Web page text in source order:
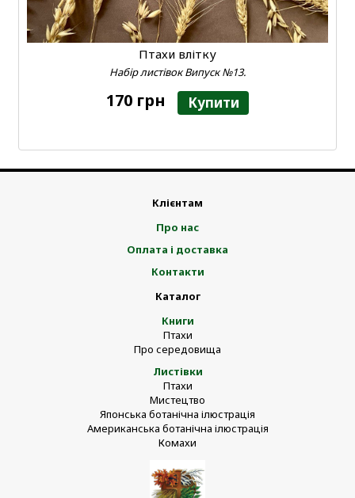
Птахи влітку
Набір листівок Випуск №13.
170 грн Купити
Каталог
Книги
Птахи
Про середовища
Листівки
Птахи
Мистецтво
Японська ботанічна ілюстрація
Американська ботанічна ілюстрація
Комахи
Клієнтам
Про нас
Оплата і доставка
Контакти